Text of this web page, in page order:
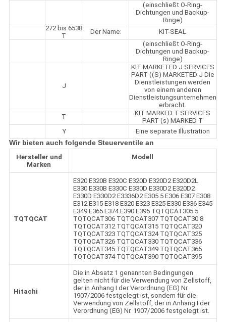
(einschließt O-Ring-
Dichtungen und Backup-
Ringe)
272 bis 6538
T
Der Name:
KIT-SEAL
(einschließt O-Ring-
Dichtungen und Backup-
Ringe)
J
KIT MARKETED J SERVICES
PART ((S) MARKETED J Die
Dienstleistungen werden
von einem anderen
Dienstleistungsunternehmen
erbracht.
T
KIT MARKED T SERVICES
PART (s) MARKED T
Y
Eine separate Illustration
Wir bieten auch folgende Steuerventile an
Hersteller und
Marken
Modell
TQTQCAT
E320 E320B E320C E320D E320D2 E320D2L
E330 E330B E330C E330D E330D2 E320D2
E330D E330D2 E3336D2 E305.5 E306 E307 E308
E312 E315 E318 E320 E323 E325 E330 E336 E345
E349 E365 E374 E390 E395 TQTQCAT305.5
TQTQCAT306 TQTQCAT307 TQTQCAT30 8
TQTQCAT312 TQTQCAT315 TQTQCAT320
TQTQCAT323 TQTQCAT324 TQTQCAT325
TQTQCAT326 TQTQCAT330 TQTQCAT336
TQTQCAT345 TQTQCAT349 TQTQCAT365
TQTQCAT374 TQTQCAT390 TQTQCAT395
Hitachi
Die in Absatz 1 genannten Bedingungen
gelten nicht für die Verwendung von Zellstoff,
der in Anhang I der Verordnung (EG) Nr.
1907/2006 festgelegt ist, sondern für die
Verwendung von Zellstoff, der in Anhang I der
Verordnung (EG) Nr. 1907/2006 festgelegt ist.